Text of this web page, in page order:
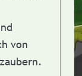
von